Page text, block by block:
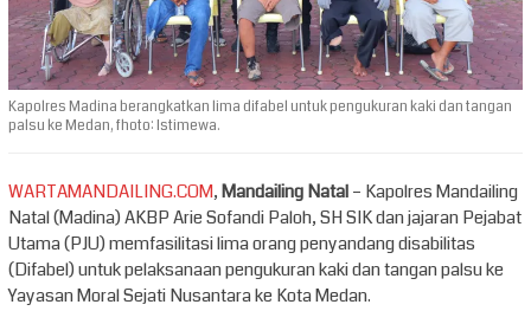
Kapolres Madina berangkatkan lima difabel untuk pengukuran kaki dan tangan
palsu ke Medan, fhoto: Istimewa.
WARTAMANDAILING.COM,Mandailing Natal– Kapolres Mandailing
Natal (Madina) AKBP Arie Sofandi Paloh, SH SIK dan jajaran Pejabat
Utama (PJU) memfasilitasi lima orang penyandang disabilitas
(Difabel) untuk pelaksanaan pengukuran kaki dan tangan palsu ke
Yayasan Moral Sejati Nusantara ke Kota Medan.